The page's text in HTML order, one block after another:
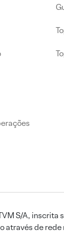
S/A,
através de